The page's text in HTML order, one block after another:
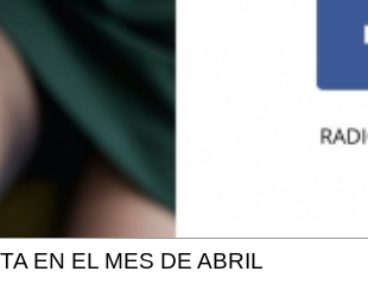
EN EL MES DE ABRIL